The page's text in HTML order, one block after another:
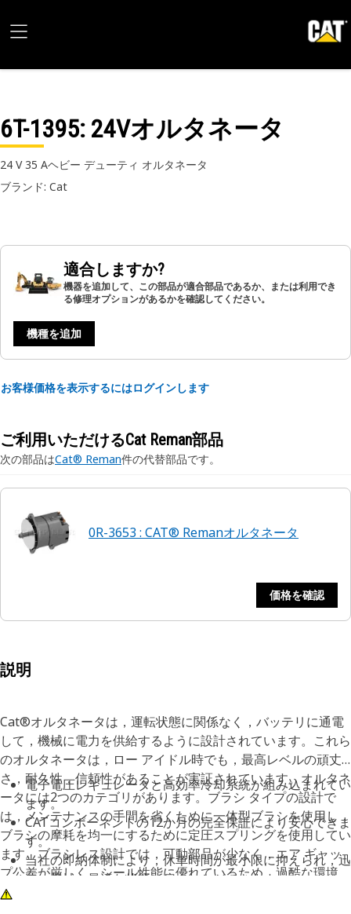
6T-1395: 24Vオルタネータ
24 V 35 Aヘビー デューティ オルタネータ
ブランド: Cat
適合しますか?
機器を追加して、この部品が適合部品であるか、または利用でき
る修理オプションがあるかを確認してください。
機種を追加
お客様価格を表示するにはログインします
ご利用いただけるCat Reman部品
次の部品はCat® Reman件の代替部品です。
0R-3653 : CAT® Remanオルタネータ
価格を確認
説明
Cat®オルタネータは，運転状態に関係なく，バッテリに通電
して，機械に電力を供給するように設計されています。これら
のオルタネータは，ロー アイドル時でも，最高レベルの頑丈
さ，耐久性，信頼性があることが実証されています。オルタネ
ータには2つのカテゴリがあります。ブラシ タイプの設計で
は，メンテナンスの手間を省くために一体型ブラシを使用し，
ブラシの摩耗を均一にするために定圧スプリングを使用してい
ます。ブラシレス設計では，可動部品が少なく，エア ギャッ
プ公差が厳しく，シール性能に優れているため，過酷な環境
（土砂，ほこり，高温，低温）での長寿命を実現しています。
電子電圧レギュレータと高効率冷却系統が組み込まれてい
ます。
CATコンポーネントの12か月の完全保証により安心できま
す。
当社の即納体制により，休車時間が最小限に抑えられ，迅
速に機械を最適な状態に戻すことができます。